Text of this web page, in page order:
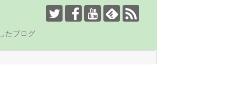
たブログ